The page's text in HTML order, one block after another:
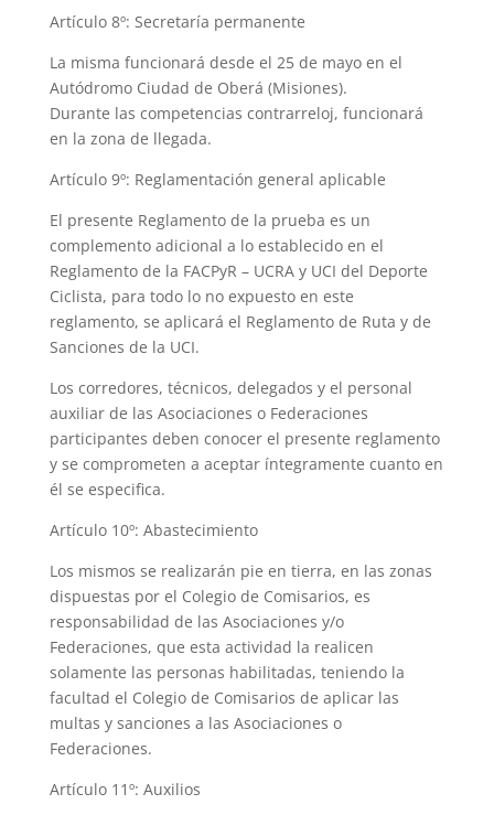
Artículo 8º: Secretaría permanente
La misma funcionará desde el 25 de mayo en el
Autódromo Ciudad de Oberá (Misiones).
Durante las competencias contrarreloj, funcionará
en la zona de llegada.
Artículo 9º: Reglamentación general aplicable
El presente Reglamento de la prueba es un
complemento adicional a lo establecido en el
Reglamento de la FACPyR – UCRA y UCI del Deporte
Ciclista, para todo lo no expuesto en este
reglamento, se aplicará el Reglamento de Ruta y de
Sanciones de la UCI.
Los corredores, técnicos, delegados y el personal
auxiliar de las Asociaciones o Federaciones
participantes deben conocer el presente reglamento
y se comprometen a aceptar íntegramente cuanto en
él se especifica.
Artículo 10º: Abastecimiento
Los mismos se realizarán pie en tierra, en las zonas
dispuestas por el Colegio de Comisarios, es
responsabilidad de las Asociaciones y/o
Federaciones, que esta actividad la realicen
solamente las personas habilitadas, teniendo la
facultad el Colegio de Comisarios de aplicar las
multas y sanciones a las Asociaciones o
Federaciones.
Artículo 11º: Auxilios